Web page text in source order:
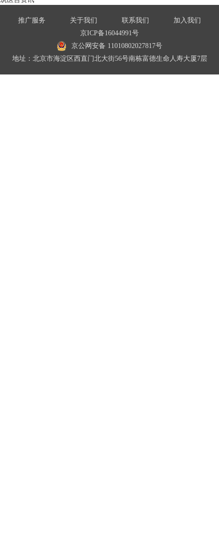
推广服务 关于我们 联系我们
加入我们
京ICP备16044991号
京公网安备 11010802027817号
地址：北京市海淀区西直门北大街56号南栋富德生命人寿大厦7层